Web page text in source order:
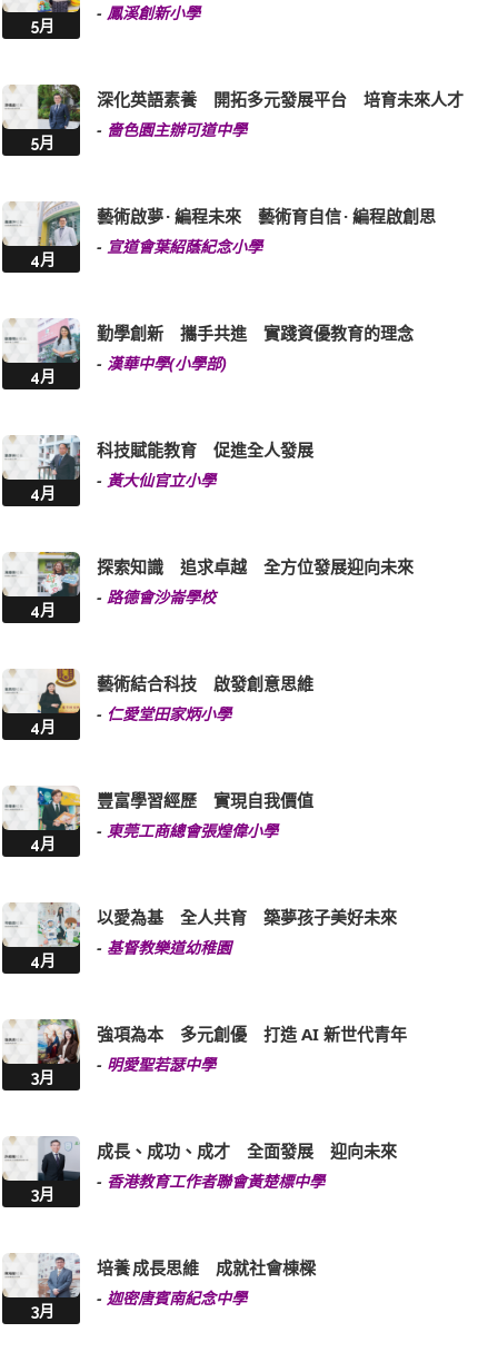
5月
- 鳳溪創新小學
5月
深化英語素養 開拓多元發展平台 培育未來人才
- 嗇色園主辦可道中學
4月
藝術啟夢 · 編程未來 藝術育自信 · 編程啟創思
- 宣道會葉紹蔭紀念小學
4月
勤學創新 攜手共進 實踐資優教育的理念
- 漢華中學(小學部)
4月
科技賦能教育 促進全人發展
- 黃大仙官立小學
4月
探索知識 追求卓越 全方位發展迎向未來
- 路德會沙崙學校
4月
藝術結合科技 啟發創意思維
- 仁愛堂田家炳小學
4月
豐富學習經歷 實現自我價值
- 東莞工商總會張煌偉小學
4月
以愛為基 全人共育 築夢孩子美好未來
- 基督教樂道幼稚園
3月
強項為本 多元創優 打造 AI 新世代青年
- 明愛聖若瑟中學
3月
成長、成功、成才 全面發展 迎向未來
- 香港教育工作者聯會黃楚標中學
3月
培養 成長思維 成就社會棟樑
- 迦密唐賓南紀念中學